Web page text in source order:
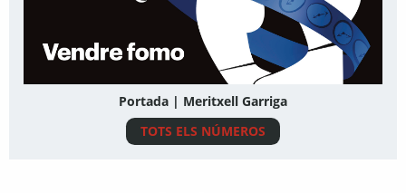
Portada | Meritxell Garriga
TOTS ELS NÚMEROS